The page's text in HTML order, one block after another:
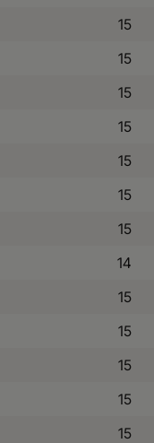
15
15
15
15
15
15
15
14
15
15
15
15
15